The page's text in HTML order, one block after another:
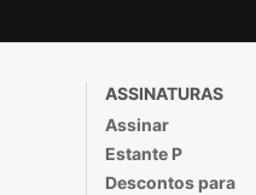
ASSINATURAS
Assinar
Estante P
Descontos para